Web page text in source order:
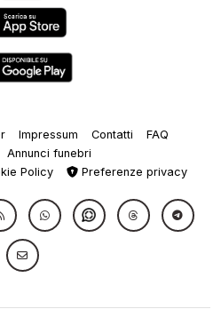
Impressum Contatti
FAQ
Annunci funebri
Policy Preferenze privacy